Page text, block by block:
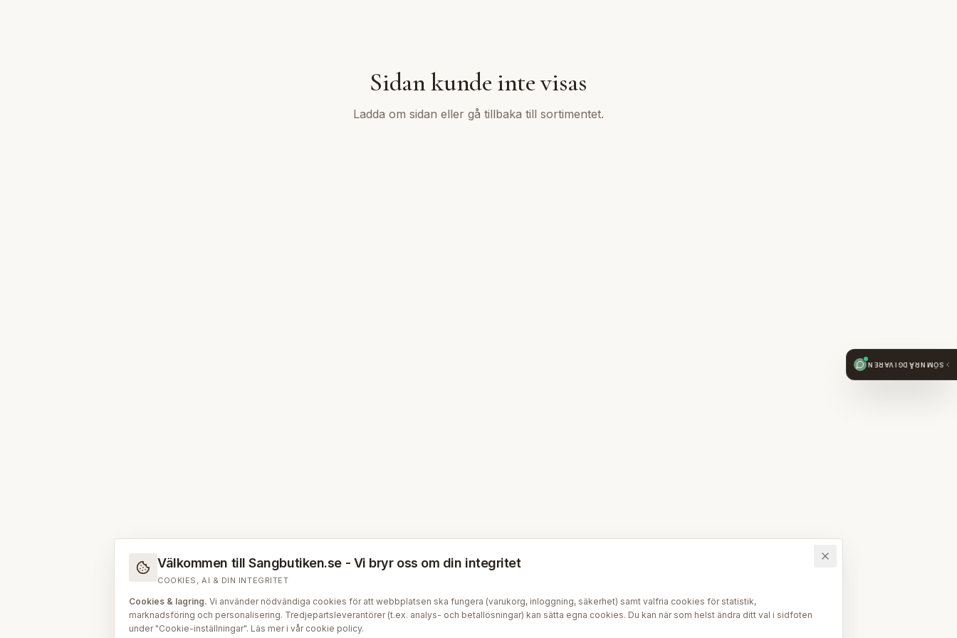
Sidan kunde inte visas
Ladda om sidan eller gå tillbaka till sortimentet.
SÖMNRÅDGIVAREN
Välkommen till Sangbutiken.se - Vi bryr oss om din integritet
COOKIES, AI & DIN INTEGRITET
Cookies & lagring. Vi använder nödvändiga cookies för att webbplatsen ska fungera (varukorg, inloggning, säkerhet) samt valfria cookies för statistik,
marknadsföring och personalisering. Tredjepartsleverantörer (t.ex. analys- och betallösningar) kan sätta egna cookies. Du kan när som helst ändra ditt val i sidfoten
under "Cookie-inställningar". Läs mer i vår cookie policy.